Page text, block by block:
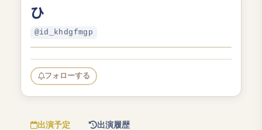
ひ
@id_khdgfmgp
フォローする
出演予定 出演履歴